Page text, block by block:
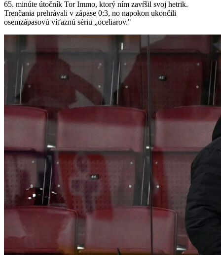
65. minúte útočník Tor Immo, ktorý ním zavŕšil svoj hetrik.
Trenčania prehrávali v zápase 0:3, no napokon ukončili
osemzápasovú víťaznú sériu „oceliarov."